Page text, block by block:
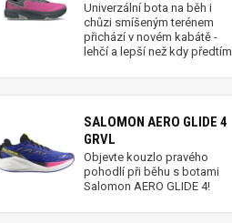
Univerzální bota na běh i
chůzi smíšeným terénem
přichází v novém kabátě -
lehčí a lepší než kdy předtím
SALOMON AERO GLIDE 4
GRVL
Objevte kouzlo pravého
pohodlí při běhu s botami
Salomon AERO GLIDE 4!